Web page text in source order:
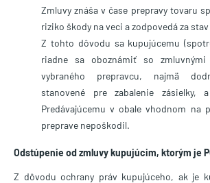
Zmluvy znáša v čase prepravy tovaru
riziko škody na veci a zodpovedá za
Z tohto dôvodu sa kupujúcemu
riadne sa oboznámiť so zmluvnými
vybraného prepravcu, najmä
stanovené pre zabalenie
Predávajúcemu v obale vhodnom na
preprave nepoškodil.
Odstúpenie od zmluvy kupujúcim, ktorým je
Z dôvodu ochrany práv kupujúceho, ak je